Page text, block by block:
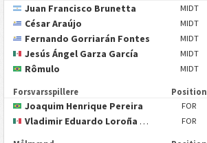
Juan Francisco Brunetta MIDT
César Araújo
MIDT
Fernando Gorriarán Fontes
MIDT
Jesús Ángel Garza García
MIDT
Rômulo
MIDT
Forsvarsspillere Position
Joaquim Henrique Pereira FOR
Vladimir Eduardo Loroña Aguilar
FOR